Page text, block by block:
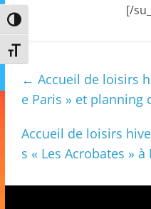
Passer en contraste élevé
Changer la taille de la police
[/
← Accueil de loisirs
e Paris » et planning
Accueil de loisirs
s « Les Acrobates » à